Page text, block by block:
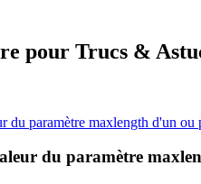
pour Trucs &
paramètre maxlength d'un ou
du paramètre